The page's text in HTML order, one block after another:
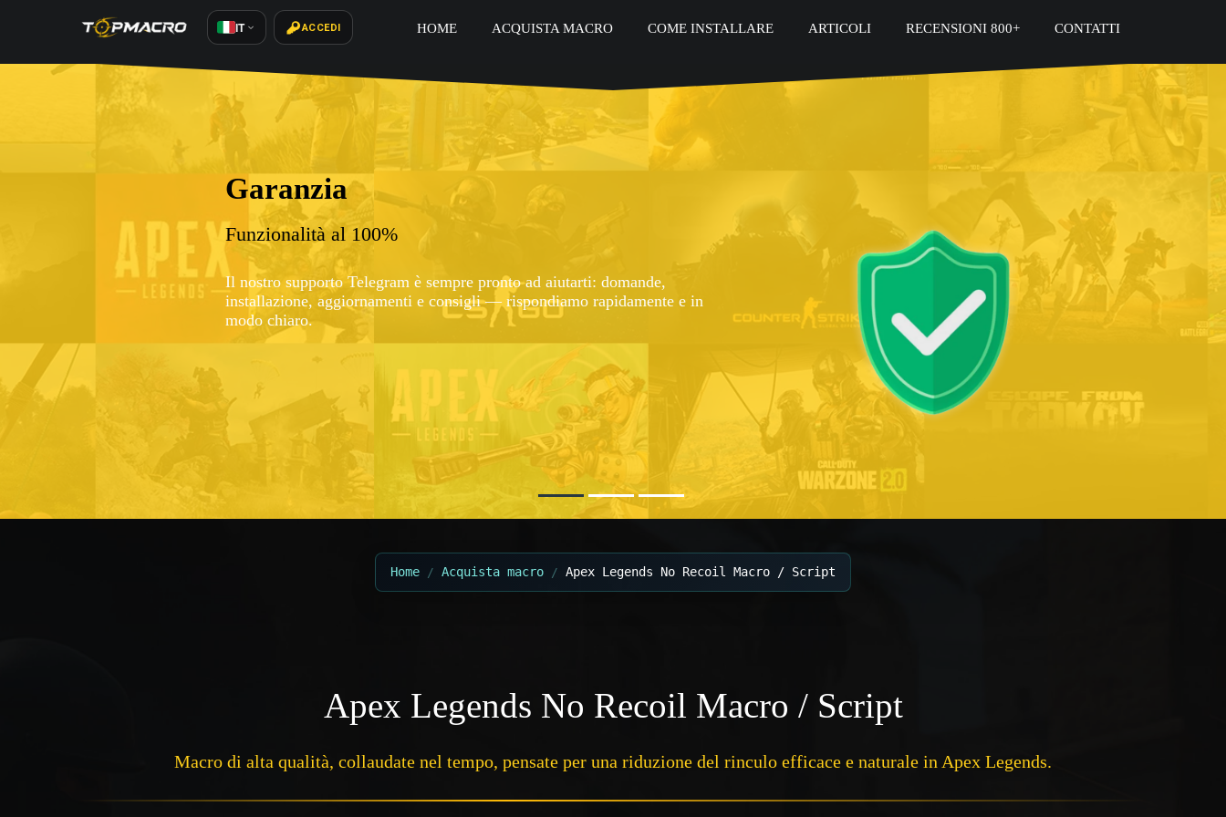
IT ACCEDI HOME ACQUISTA MACRO COME INSTALLARE ARTICOLI RECENSIONI 800+ CONTATTI
Macro di precisione
Fluidità e accuratezza
Per Apex Legends offriamo macro davvero fluide e precise. Le
aggiorniamo regolarmente per mantenerle sempre attuali, coerenti con i
cambiamenti del gioco e delle armi.
Home Acquista macro Apex Legends No Recoil Macro / Script
Apex Legends No Recoil Macro / Script
Macro di alta qualità, collaudate nel tempo, pensate per una riduzione del rinculo efficace e naturale in Apex Legends.